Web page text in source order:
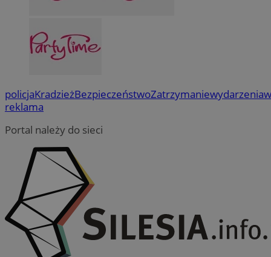
policjaKradzieżBezpieczeństwoZatrzymaniewydarzenia
reklama
Portal należy do sieci